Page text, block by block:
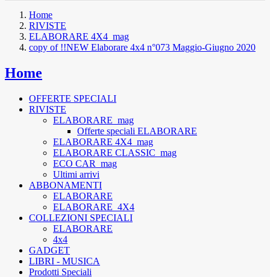
Home
RIVISTE
ELABORARE 4X4_mag
copy of !!NEW Elaborare 4x4 n°073 Maggio-Giugno 2020
Home
OFFERTE SPECIALI
RIVISTE
ELABORARE_mag
Offerte speciali ELABORARE
ELABORARE 4X4_mag
ELABORARE CLASSIC_mag
ECO CAR_mag
Ultimi arrivi
ABBONAMENTI
ELABORARE
ELABORARE_4X4
COLLEZIONI SPECIALI
ELABORARE
4x4
GADGET
LIBRI - MUSICA
Prodotti Speciali